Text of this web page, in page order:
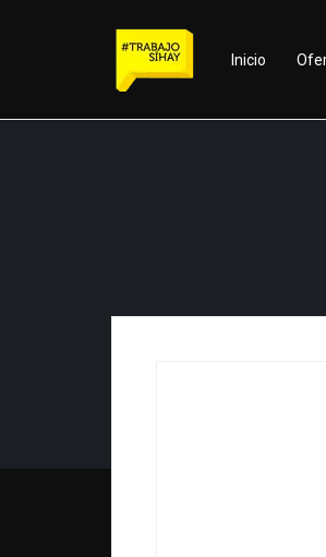
Inicio